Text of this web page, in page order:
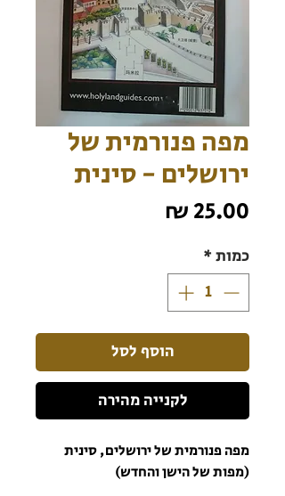
מפה פנורמית של
ירושלים - סינית
כמות*
הוסף לסל
לקנייה מהירה
מפה פנורמית של ירושלים, סינית
(מפות של הישן והחדש)